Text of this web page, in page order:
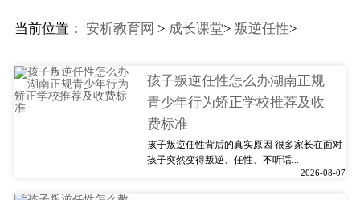
当前位置： 安析教育网 > 成长课堂> 叛逆任性>
孩子叛逆任性怎么办湖南正规
青少年行为矫正学校推荐及收
费标准
孩子叛逆任性背后的真实原因 很多家长在面对
孩子突然变得叛逆、任性、不听话...
2026-08-07